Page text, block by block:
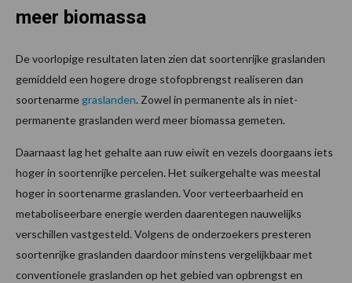
meer biomassa
De voorlopige resultaten laten zien dat soortenrijke graslanden
gemiddeld een hogere droge stofopbrengst realiseren dan
soortenarme graslanden. Zowel in permanente als in niet-
permanente graslanden werd meer biomassa gemeten.
Daarnaast lag het gehalte aan ruw eiwit en vezels doorgaans iets
hoger in soortenrijke percelen. Het suikergehalte was meestal
hoger in soortenarme graslanden. Voor verteerbaarheid en
metaboliseerbare energie werden daarentegen nauwelijks
verschillen vastgesteld. Volgens de onderzoekers presteren
soortenrijke graslanden daardoor minstens vergelijkbaar met
conventionele graslanden op het gebied van opbrengst en